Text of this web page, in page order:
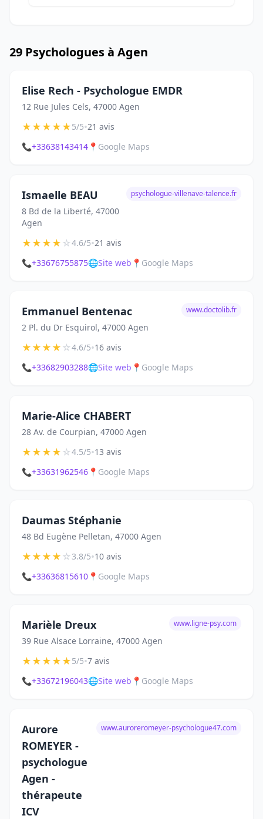
29 Psychologues à Agen
Elise Rech - Psychologue EMDR
12 Rue Jules Cels, 47000 Agen
★★★★★5/5•21 avis
📞+33638143414 📍 Google Maps
Ismaelle BEAU
8 Bd de la Liberté, 47000
Agen
psychologue-villenave-talence.fr
★★★★☆4.6/5•21 avis
📞+33676755875🌐Site web 📍 Google Maps
Emmanuel Bentenac
2 Pl. du Dr Esquirol, 47000 Agen
www.doctolib.fr
★★★★☆4.6/5•16 avis
📞+33682903288🌐Site web 📍 Google Maps
Marie-Alice CHABERT
28 Av. de Courpian, 47000 Agen
★★★★☆4.5/5•13 avis
📞+33631962546 📍 Google Maps
Daumas Stéphanie
48 Bd Eugène Pelletan, 47000 Agen
★★★★☆3.8/5•10 avis
📞+33636815610 📍 Google Maps
Marièle Dreux
39 Rue Alsace Lorraine, 47000 Agen
www.ligne-psy.com
★★★★★5/5•7 avis
📞+33672196043🌐Site web 📍 Google Maps
Aurore
ROMEYER -
psychologue
Agen -
thérapeute
ICV
www.auroreromeyer-psychologue47.com